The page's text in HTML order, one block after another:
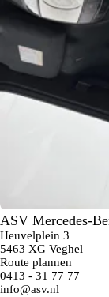
ASV Mercedes-
Heuvelplein 3
5463 XG Veghel
Route plannen
0413 - 31 77 77
info@asv.nl